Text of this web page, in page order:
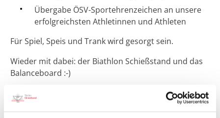
Übergabe ÖSV-Sportehrenzeichen an unsere
erfolgreichsten Athletinnen und Athleten
Für Spiel, Speis und Trank wird gesorgt sein.
Wieder mit dabei: der Biathlon Schießstand und das
Balanceboard :-)
Einlass/Beginn: 16 Uhr - Beginn Ehrungsblock: 17
Uhr